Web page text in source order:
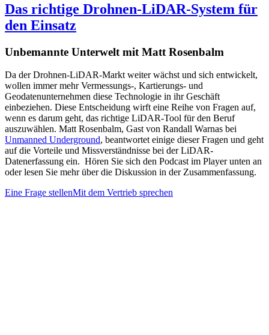
Das richtige Drohnen-LiDAR-System für
den Einsatz
Unbemannte Unterwelt mit Matt Rosenbalm
Da der Drohnen-LiDAR-Markt weiter wächst und sich entwickelt,
wollen immer mehr Vermessungs-, Kartierungs- und
Geodatenunternehmen diese Technologie in ihr Geschäft
einbeziehen. Diese Entscheidung wirft eine Reihe von Fragen auf,
wenn es darum geht, das richtige LiDAR-Tool für den Beruf
auszuwählen. Matt Rosenbalm, Gast von Randall Warnas bei
Unmanned Underground, beantwortet einige dieser Fragen und geht
auf die Vorteile und Missverständnisse bei der LiDAR-
Datenerfassung ein. Hören Sie sich den Podcast im Player unten an
oder lesen Sie mehr über die Diskussion in der Zusammenfassung.
Eine Frage stellenMit dem Vertrieb sprechen